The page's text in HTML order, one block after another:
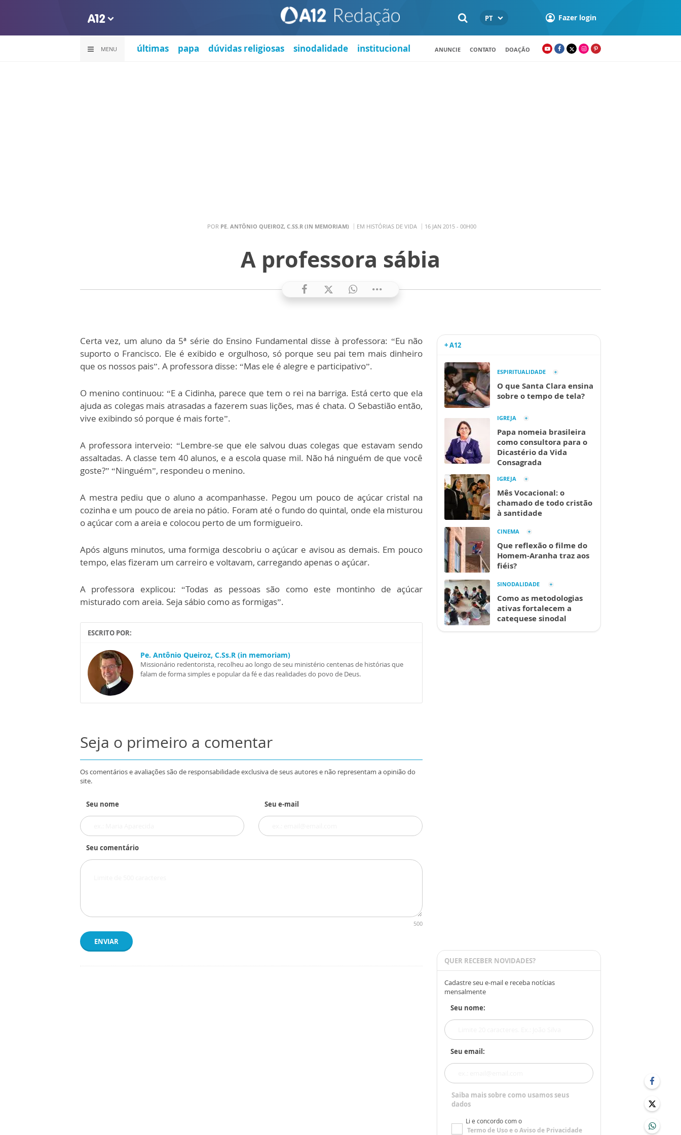
PT Fazer login
MENU últimas papa dúvidas religiosas sinodalidade institucional ANUNCIE CONTATO DOAÇÃO
POR PE. ANTÔNIO QUEIROZ, C.SS.R (IN MEMORIAM) EM HISTÓRIAS DE VIDA 16 JAN 2015 - 00H00
A professora sábia
Certa vez, um aluno da 5ª série do Ensino Fundamental disse à professora: “Eu não
suporto o Francisco. Ele é exibido e orgulhoso, só porque seu pai tem mais dinheiro
que os nossos pais”. A professora disse: “Mas ele é alegre e participativo”.
O menino continuou: “E a Cidinha, parece que tem o rei na barriga. Está certo que ela
ajuda as colegas mais atrasadas a fazerem suas lições, mas é chata. O Sebastião então,
vive exibindo só porque é mais forte”.
A professora interveio: “Lembre-se que ele salvou duas colegas que estavam sendo
assaltadas. A classe tem 40 alunos, e a escola quase mil. Não há ninguém de que você
goste?” “Ninguém”, respondeu o menino.
A mestra pediu que o aluno a acompanhasse. Pegou um pouco de açúcar cristal na
cozinha e um pouco de areia no pátio. Foram até o fundo do quintal, onde ela misturou
o açúcar com a areia e colocou perto de um formigueiro.
Após alguns minutos, uma formiga descobriu o açúcar e avisou as demais. Em pouco
tempo, elas fizeram um carreiro e voltavam, carregando apenas o açúcar.
A professora explicou: “Todas as pessoas são como este montinho de açúcar
misturado com areia. Seja sábio como as formigas”.
ESCRITO POR:
Pe. Antônio Queiroz, C.Ss.R (in memoriam)
Missionário redentorista, recolheu ao longo de seu ministério centenas de histórias que
falam de forma simples e popular da fé e das realidades do povo de Deus.
Seja o primeiro a comentar
Os comentários e avaliações são de responsabilidade exclusiva de seus autores e não representam a opinião do
site.
Seu nome Seu e-mail
Seu comentário
500
ENVIAR
+ A12
ESPIRITUALIDADE
O que Santa Clara ensina
sobre o tempo de tela?
IGREJA
Papa nomeia brasileira
como consultora para o
Dicastério da Vida
Consagrada
IGREJA
Mês Vocacional: o
chamado de todo cristão
à santidade
CINEMA
Que reflexão o filme do
Homem-Aranha traz aos
fiéis?
SINODALIDADE
Como as metodologias
ativas fortalecem a
catequese sinodal
QUER RECEBER NOVIDADES?
Cadastre seu e-mail e receba notícias
mensalmente
Seu nome:
Seu email:
Saiba mais sobre como usamos seus
dados
Li e concordo com o
Termo de Usoe oAviso de Privacidade